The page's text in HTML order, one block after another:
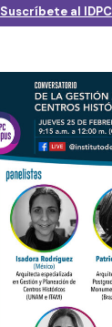
Suscríbete al